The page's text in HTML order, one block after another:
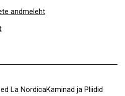
andmeleht
La NordicaKaminad ja Pliidid